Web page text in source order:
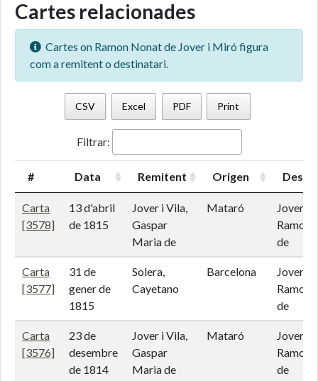
Cartes relacionades
Cartes on Ramon Nonat de Jover i Miró figura
com a remitent o destinatari.
CSV Excel PDF Print
Filtrar:
# Data Remitent Origen
Carta
[3578]
13 d'abril
de 1815
Jover i Vila,
Gaspar
Maria de
Mataró
Jover i
Ramon
de
Carta
[3577]
31 de
gener de
1815
Solera,
Cayetano
Barcelona
Jover i
Ramon
de
Carta
[3576]
23 de
desembre
de 1814
Jover i Vila,
Gaspar
Maria de
Mataró
Jover i
Ramon
de